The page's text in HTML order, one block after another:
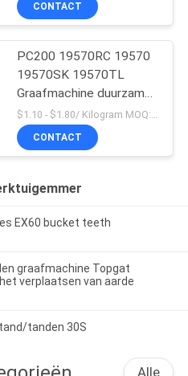
CONTACT
PC200 19570RC 19570
19570SK 19570TL
Graafmachine duurzame
emmertanden voor
Komatsu
$1.10 - $1.80/ Kilogram MOQ:100 Kilogram/Kilogram
CONTACT
EX60 bucket teeth
graafmachine Topgat
verplaatsen van aarde
tanden 30S
Alle